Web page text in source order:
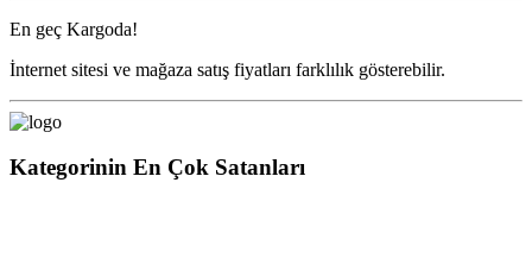
En geç Kargoda!
İnternet sitesi ve mağaza satış fiyatları farklılık gösterebilir.
Kategorinin En Çok Satanları